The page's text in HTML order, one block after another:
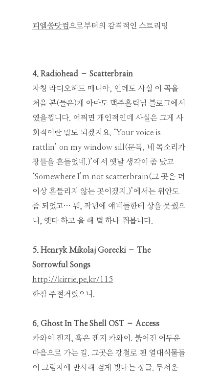
피엘쏭닷컴으로부터의 감격적인 스트리밍
4. Radiohead – Scatterbrain
자칭 라디오헤드 매니아, 인데도 사실 이 곡을
처음 본(들은)게 아마도 맥주홀릭님 블로그에서
였을껍니다. 어쩌면 개인적인데 사실은 그게 사
회적이란 말도 되겠지요. ‘Your voice is
rattlin’ on my window sill(문득, 네 목소리가
창틀을 흔들었네.)’에서 옛날 생각이 좀 났고
‘Somewhere I’m not scatterbrain(그 곳은 더
이상 흔들리지 않는 곳이겠지.)’에서는 위안도
좀 되었고… 뭐, 작년에 얘네들한테 상을 못줬으
니, 옛다 하고 올 해 별 하나 줘봅니다.
5. Henryk Mikolaj Gorecki – The
Sorrowful Songs
http://kirrie.pe.kr/115
한참 주절거렸으니.
6. Ghost In The Shell OST – Access
카와이 켄지, 혹은 켄지 카와이. 붉어진 어두운
마음으로 가는 길. 그곳은 강철로 된 열대식물들
이 그림자에 반사해 검게 빛나는 정글. 무서운